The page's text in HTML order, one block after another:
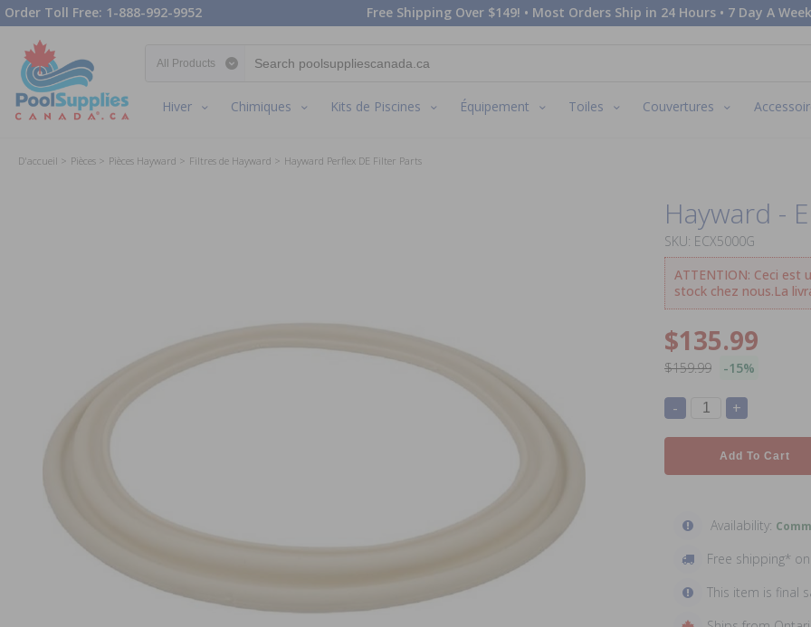
Order Toll Free: 1-888-992-9952 Free Shipping Over $149! • Most Orders Ship in 24 Hours • 7 Day A
Hiver Chimiques Kits de Piscines Équipement Toiles Couvertures
D'accueil Pièces Pièces Hayward Filtres de Hayward Hayward Perflex DE Filter Parts
Hayward -
SKU: ECX5000G
ATTENTION: Ceci est
stock chez nous.La
$135.99
$159.99 -15%
- +
Add To Cart
Availability:
Free shipping*
This item is final